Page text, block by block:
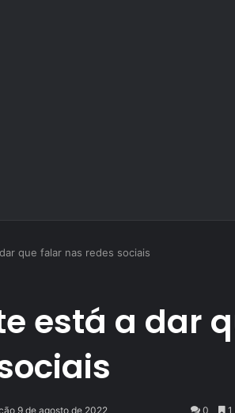
que falar nas redes sociais
está a dar
9 de agosto de 2022 0 1